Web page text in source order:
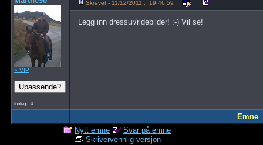
» VIP
Innlegg: 4
Skrevet - 11/12/2011 : 19:46:59
Legg inn dressur/ridebilder! :-) Vil se!
Emne
Nytt emne
Svar på emne
Skrivervennlig versjon